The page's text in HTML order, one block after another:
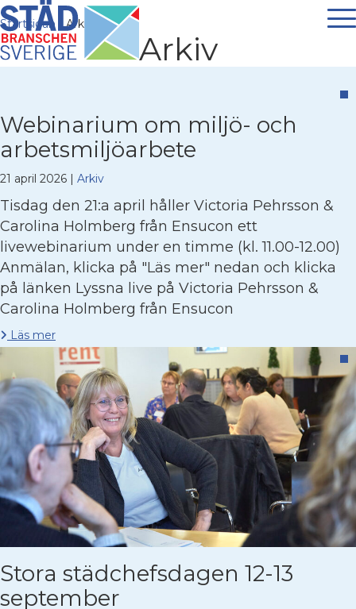
Startsidan /Arkiv
Arkiv
Webinarium om miljö- och
arbetsmiljöarbete
21 april 2026 | Arkiv
Tisdag den 21:a april håller Victoria Pehrsson &
Carolina Holmberg från Ensucon ett
livewebinarium under en timme (kl. 11.00-12.00)
Anmälan, klicka på "Läs mer" nedan och klicka
på länken Lyssna live på Victoria Pehrsson &
Carolina Holmberg från Ensucon
Läs mer
Stora städchefsdagen 12-13
september